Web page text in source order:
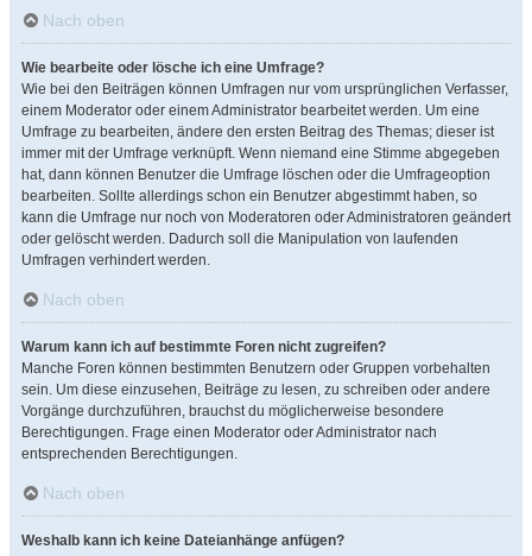
Nach oben
Wie bearbeite oder lösche ich eine Umfrage?
Wie bei den Beiträgen können Umfragen nur vom ursprünglichen Verfasser,
einem Moderator oder einem Administrator bearbeitet werden. Um eine
Umfrage zu bearbeiten, ändere den ersten Beitrag des Themas; dieser ist
immer mit der Umfrage verknüpft. Wenn niemand eine Stimme abgegeben
hat, dann können Benutzer die Umfrage löschen oder die Umfrageoption
bearbeiten. Sollte allerdings schon ein Benutzer abgestimmt haben, so
kann die Umfrage nur noch von Moderatoren oder Administratoren geändert
oder gelöscht werden. Dadurch soll die Manipulation von laufenden
Umfragen verhindert werden.
Nach oben
Warum kann ich auf bestimmte Foren nicht zugreifen?
Manche Foren können bestimmten Benutzern oder Gruppen vorbehalten
sein. Um diese einzusehen, Beiträge zu lesen, zu schreiben oder andere
Vorgänge durchzuführen, brauchst du möglicherweise besondere
Berechtigungen. Frage einen Moderator oder Administrator nach
entsprechenden Berechtigungen.
Nach oben
Weshalb kann ich keine Dateianhänge anfügen?